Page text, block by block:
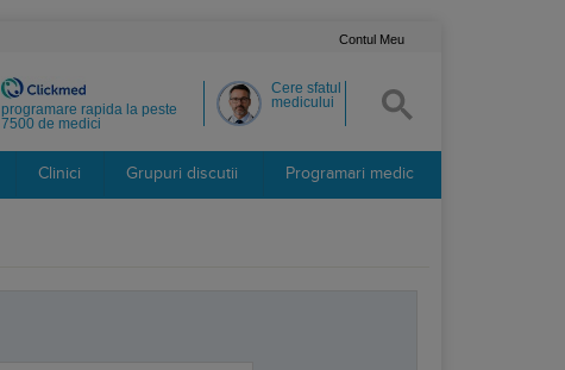
Contul Meu
Cere sfatul
medicului
programare rapida la peste
7500 de medici
Clinici Grupuri discutii Programari medic